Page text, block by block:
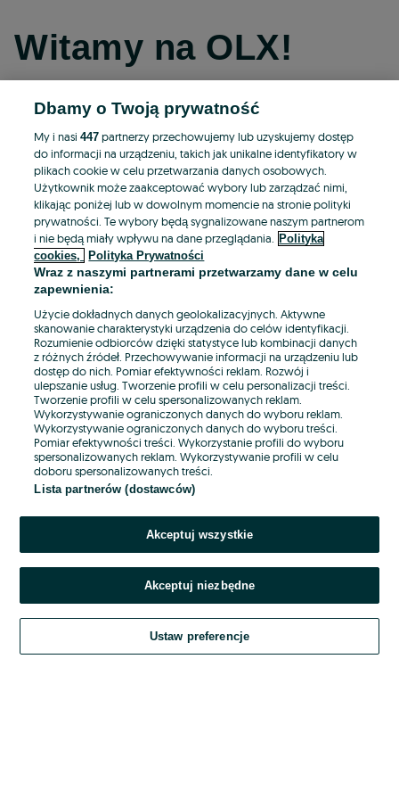
Witamy na OLX!
Kontynuuj przez Facebooka
Kontynuuj przez konto Apple
Kontynuuj przez konto Google
LUB
E-mail
Hasło
Nie pamiętasz hasła?
Zaloguj się
Kontynuując za pośrednictwem jednego z dostawców wskazanych powyżej,
Regulamin serwisu OLX.pl w jego aktualnym brzmieniu.
Dbamy o Twoją prywatność
My i nasi447 partnerzy przechowujemy lub uzyskujemy dostęp
do informacji na urządzeniu, takich jak unikalne identyfikatory w
plikach cookie w celu przetwarzania danych osobowych.
Użytkownik może zaakceptować wybory lub zarządzać nimi,
klikając poniżej lub w dowolnym momencie na stronie polityki
prywatności. Te wybory będą sygnalizowane naszym partnerom
i nie będą miały wpływu na dane przeglądania.
Polityka
cookies,
Polityka Prywatności
Wraz z naszymi partnerami przetwarzamy dane w celu
zapewnienia:
Użycie dokładnych danych geolokalizacyjnych. Aktywne
skanowanie charakterystyki urządzenia do celów identyfikacji.
Rozumienie odbiorców dzięki statystyce lub kombinacji danych
z różnych źródeł. Przechowywanie informacji na urządzeniu lub
dostęp do nich. Pomiar efektywności reklam. Rozwój i
ulepszanie usług. Tworzenie profili w celu personalizacji treści.
Tworzenie profili w celu spersonalizowanych reklam.
Wykorzystywanie ograniczonych danych do wyboru reklam.
Wykorzystywanie ograniczonych danych do wyboru treści.
Pomiar efektywności treści. Wykorzystanie profili do wyboru
spersonalizowanych reklam. Wykorzystywanie profili w celu
doboru spersonalizowanych treści.
Lista partnerów (dostawców)
Akceptuj wszystkie
Akceptuj niezbędne
Ustaw preferencje